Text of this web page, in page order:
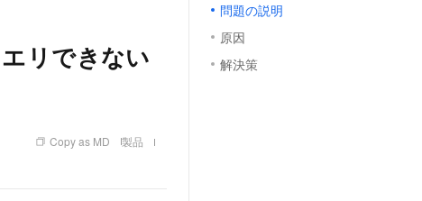
リできない
Copy as MD 製品
問題の説明
原因
解決策